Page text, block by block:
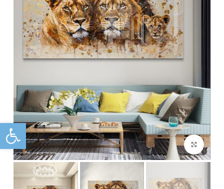
Click to enlarge